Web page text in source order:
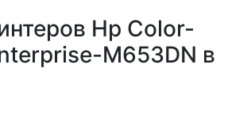
Hp Color-
M653DN в